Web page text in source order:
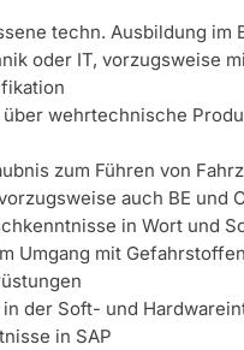
techn. Ausbildung im
oder IT, vorzugsweise
über wehrtechnische
zum Führen von
auch BE und
in Wort und
Umgang mit
in der Soft- und
in SAP